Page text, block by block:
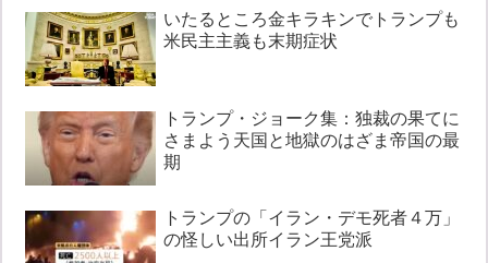
いたるところ金キラキンでトランプも
米民主主義も末期症状
トランプ・ジョーク集：独裁の果てに
さまよう天国と地獄のはざま帝国の最
期
トランプの「イラン・デモ死者４万」
の怪しい出所イラン王党派